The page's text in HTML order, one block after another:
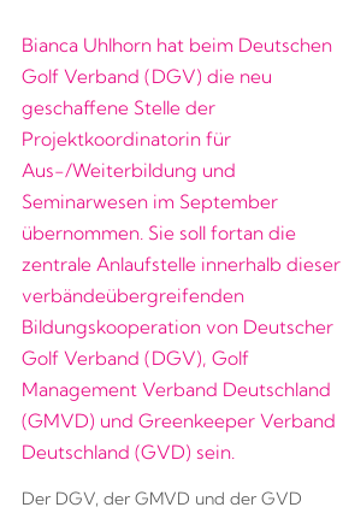
Bianca Uhlhorn hat beim Deutschen
Golf Verband (DGV) die neu
geschaffene Stelle der
Projektkoordinatorin für
Aus-/Weiterbildung und
Seminarwesen im September
übernommen. Sie soll fortan die
zentrale Anlaufstelle innerhalb dieser
verbändeübergreifenden
Bildungskooperation von Deutscher
Golf Verband (DGV), Golf
Management Verband Deutschland
(GMVD) und Greenkeeper Verband
Deutschland (GVD) sein.
Der DGV, der GMVD und der GVD